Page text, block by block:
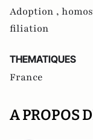
Adoption ,
filiation
THEMATIQUES
France
A PROPOS